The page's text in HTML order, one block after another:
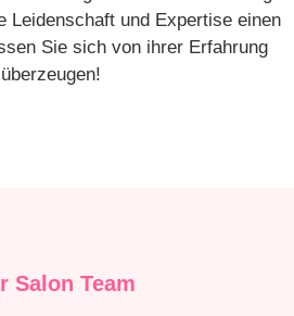
Leidenschaft und Expertise einen
Sie sich von ihrer Erfahrung
überzeugen!
Salon Team